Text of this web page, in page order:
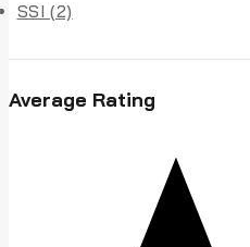
SSI (2)
Average Rating